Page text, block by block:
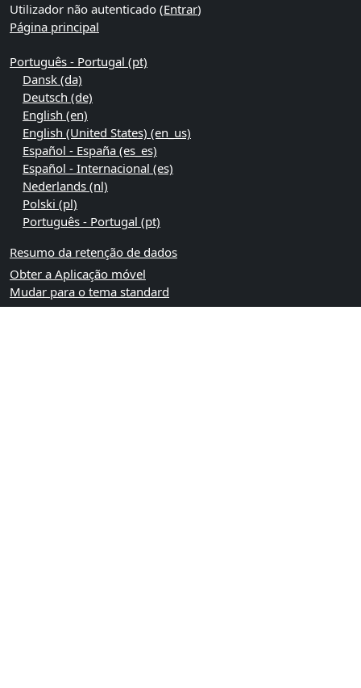
Utilizador não autenticado (Entrar)
Página principal
Português - Portugal ‎(pt)‎
Dansk ‎(da)‎
Deutsch ‎(de)‎
English ‎(en)‎
English (United States) ‎(en_us)‎
Español - España ‎(es_es)‎
Español - Internacional ‎(es)‎
Nederlands ‎(nl)‎
Polski ‎(pl)‎
Português - Portugal ‎(pt)‎
Resumo da retenção de dados
Obter a Aplicação móvel
Mudar para o tema standard